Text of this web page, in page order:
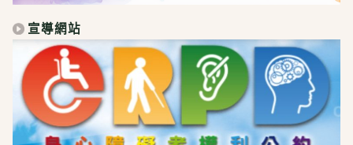
宣導網站